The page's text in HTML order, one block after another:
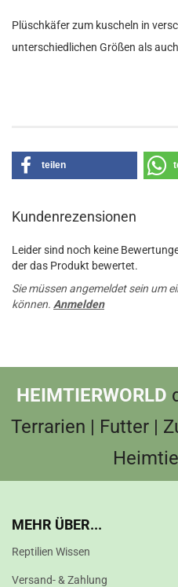
Plüschkäfer zum kuscheln in
unterschiedlichen Größen als
teilen
Kundenrezensionen
Leider sind noch keine
der das Produkt bewertet.
Sie müssen angemeldet sein um
können. Anmelden
HEIMTIERWORLD
Terrarien | Futter |
MEHR ÜBER...
Reptilien Wissen
Versand- & Zahlung